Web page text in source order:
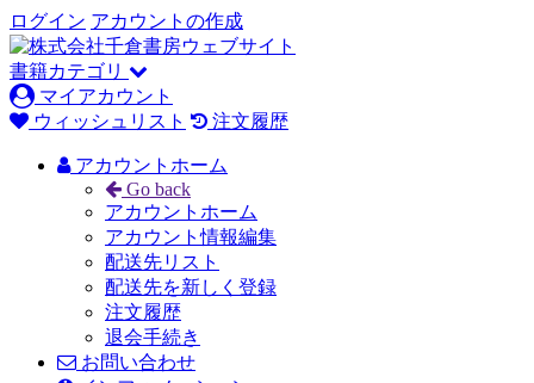
ログイン アカウントの作成
書籍カテゴリ
マイアカウント
ウィッシュリスト
注文履歴
アカウントホーム
Go back
アカウントホーム
アカウント情報編集
配送先リスト
配送先を新しく登録
注文履歴
退会手続き
お問い合わせ